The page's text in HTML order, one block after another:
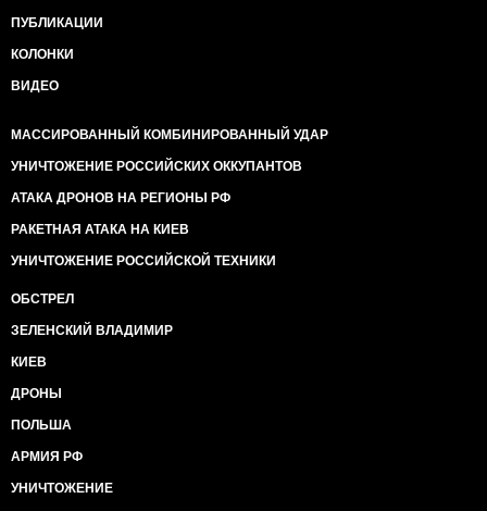
ПУБЛИКАЦИИ
КОЛОНКИ
ВИДЕО
МАССИРОВАННЫЙ КОМБИНИРОВАННЫЙ УДАР
УНИЧТОЖЕНИЕ РОССИЙСКИХ ОККУПАНТОВ
АТАКА ДРОНОВ НА РЕГИОНЫ РФ
РАКЕТНАЯ АТАКА НА КИЕВ
УНИЧТОЖЕНИЕ РОССИЙСКОЙ ТЕХНИКИ
ОБСТРЕЛ
ЗЕЛЕНСКИЙ ВЛАДИМИР
КИЕВ
ДРОНЫ
ПОЛЬША
АРМИЯ РФ
УНИЧТОЖЕНИЕ